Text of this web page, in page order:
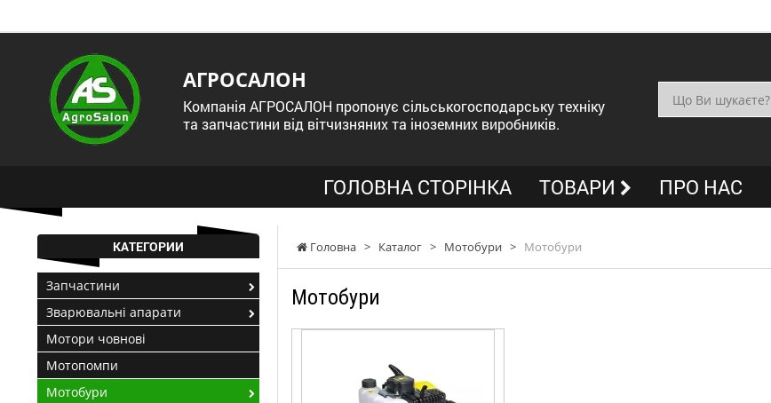
АГРОСАЛОН
Компанія АГРОСАЛОН пропонує сільськогосподарську техніку
та запчастини від вітчизняних та іноземних виробників.
ГОЛОВНА СТОРІНКА ТОВАРИ ПРО НАС
Головна > Каталог > Мотобури > Мотобури
Мотобури
КАТЕГОРИИ
Запчастини
Зварювальні апарати
Мотори човнові
Мотопомпи
Мотобури